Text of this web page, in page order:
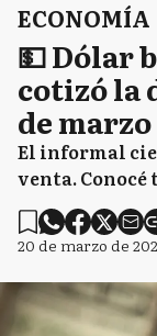
ECONOMÍA
💵 Dólar
cotizó la
de marzo
El informal
venta. Conocé
20 de marzo de